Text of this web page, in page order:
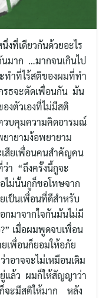
งที่เดียวกันด้วยอะไร
มาก …มากจนเกินไป
ทำที่ไร้สติของผมที่ทำ
รธจะตัดเพื่อนกัน มัน
องตัวเองที่ไม่มีสติ
วบคุมความคิดอารมณ์​
ยายามง้อพยายาม
สียเพื่อนคนสำคัญ​คน
า “ถึงครั้งนี้กูจะ
ไม่นั้นกูก็ขอโทษจาก
เป็นเพื่อนที่ดีสำหรับ
กมาจากใจกันมันไม่มี
เมื่อผมพูดจบเพื่อน
เพื่อนก็ยอมให้อภัย
อาจจะไม่เหมือนเดิม
ยู่แล้ว ผมก็ให้สัญญา​ว่า
ก็จะมีสติให้มาก หลัง